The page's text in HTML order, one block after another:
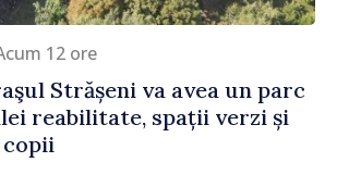
12 ore
Strășeni va avea un parc
reabilitate, spații verzi și